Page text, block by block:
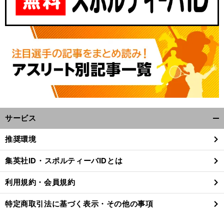
サービス
閉
る
推奨環境
集英社ID・スポルティーバIDとは
利用規約・会員規約
特定商取引法に基づく表示・その他の事項